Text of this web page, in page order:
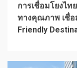
การเชื่อมโยงไ
ทางคุณภาพ เชื่อ
Friendly